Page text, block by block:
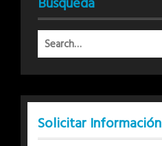
Solicitar Información